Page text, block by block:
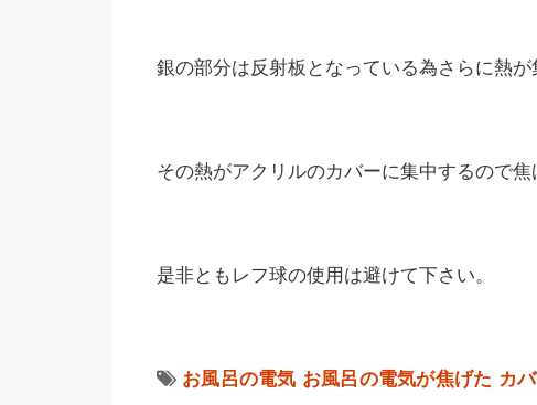
銀の部分は反射板となっている為さらに熱が
その熱がアクリルのカバーに集中するので焦
是非ともレフ球の使用は避けて下さい。
お風呂の電気 お風呂の電気が焦げた カ